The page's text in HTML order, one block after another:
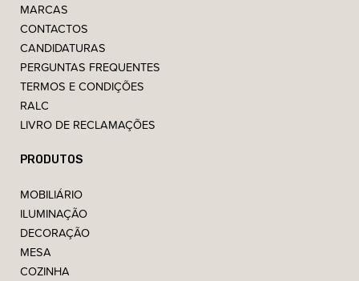
MARCAS
CONTACTOS
CANDIDATURAS
PERGUNTAS FREQUENTES
TERMOS E CONDIÇÕES
RALC
LIVRO DE RECLAMAÇÕES
PRODUTOS
MOBILIÁRIO
ILUMINAÇÃO
DECORAÇÃO
MESA
COZINHA